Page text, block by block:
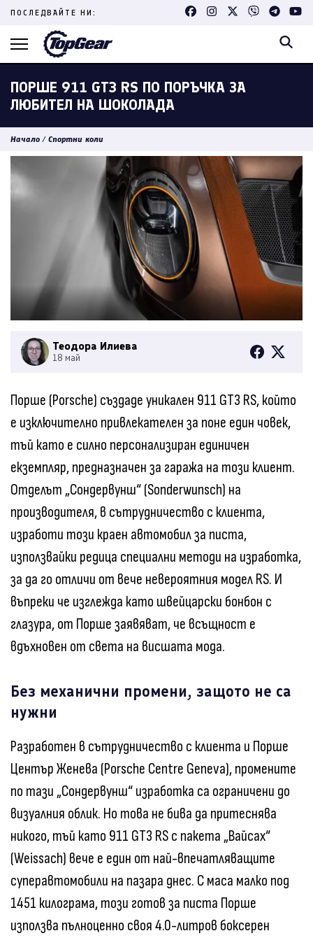
Skip
content
ПОСЛЕДВАЙТЕ НИ:
ПОРШЕ 911 GT3 RS ПО ПОРЪЧКА ЗА
ЛЮБИТЕЛ НА ШОКОЛАДА
Начало / Спортни коли
Теодора Илиева
18 май
Порше (Porsche) създаде уникален 911 GT3 RS, който
е изключително привлекателен за поне един човек,
тъй като е силно персонализиран единичен
екземпляр, предназначен за гаража на този клиент.
Отделът „Сондервунш“ (Sonderwunsch) на
производителя, в сътрудничество с клиента,
изработи този краен автомобил за писта,
използвайки редица специални методи на изработка,
за да го отличи от вече невероятния модел RS. И
въпреки че изглежда като швейцарски бонбон с
глазура, от Порше заявяват, че всъщност е
вдъхновен от света на висшата мода.
Без механични промени, защото не са
нужни
Разработен в сътрудничество с клиента и Порше
Център Женева (Porsche Centre Geneva), промените
по тази „Сондервунш“ изработка са ограничени до
визуалния облик. Но това не бива да притеснява
никого, тъй като 911 GT3 RS с пакета „Вайсах“
(Weissach) вече е един от най-впечатляващите
суперавтомобили на пазара днес. С маса малко под
1451 килограма, този готов за писта Порше
използва пълноценно своя 4.0-литров боксерен